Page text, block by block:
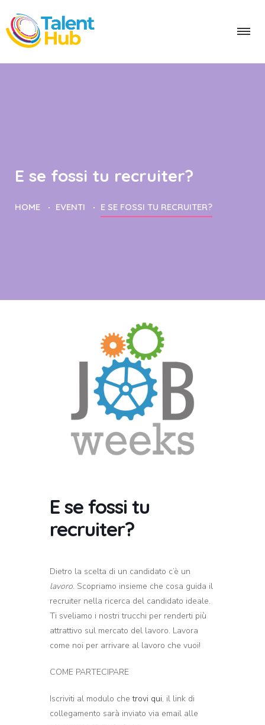
E se fossi tu recruiter?
HOME EVENTI E SE FOSSI TU RECRUITER?
E se fossi tu
recruiter?
Dietro la scelta di un candidato c’è un
lavoro. Scopriamo insieme che cosa guida il
recruiter nella ricerca del candidato ideale.
Ti sveliamo i nostri trucchi per renderti più
attrattivo sul mercato del lavoro. Lavora
come noi per arrivare al lavoro che vuoi!
COME PARTECIPARE
Iscriviti al modulo chetrovi qui, il link di
collegamento sarà inviato via email alle